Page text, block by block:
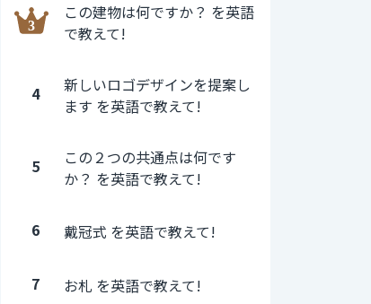
この建物は何ですか？ を英語
で教えて!
4
新しいロゴデザインを提案し
ます を英語で教えて!
5
この２つの共通点は何です
か？ を英語で教えて!
6 戴冠式 を英語で教えて!
7 お札 を英語で教えて!